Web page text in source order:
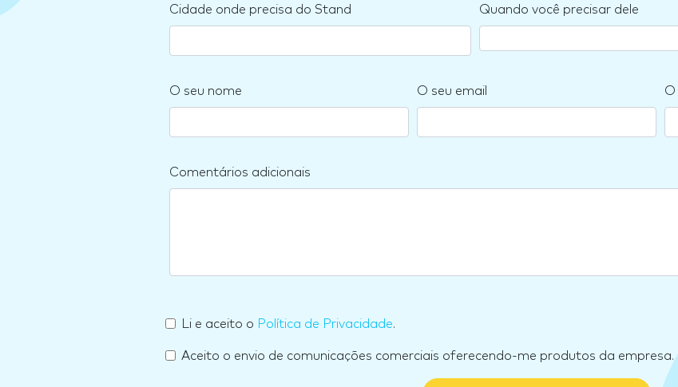
Cidade onde precisa do Stand Quando você precisar dele
O seu nome O seu email O
Comentários adicionais
Li e aceito o Política de Privacidade.
Aceito o envio de comunicações comerciais oferecendo-me produtos da empresa.